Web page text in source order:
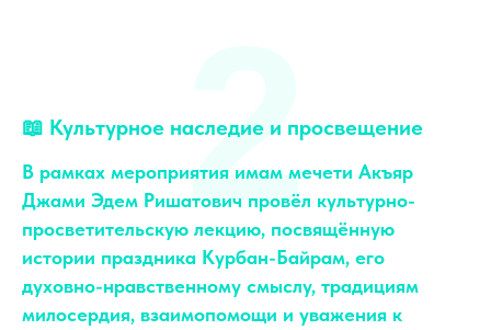
📖 Культурное наследие и просвещение
В рамках мероприятия имам мечети Акъяр
Джами Эдем Ришатович провёл культурно-
просветительскую лекцию, посвящённую
истории праздника Курбан-Байрам, его
духовно-нравственному смыслу, традициям
милосердия, взаимопомощи и уважения к
2